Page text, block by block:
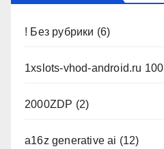
! Без рубрики (6)
1xslots-vhod-android.ru 100
2000ZDP (2)
a16z generative ai (12)